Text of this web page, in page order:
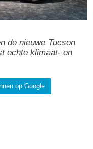
de nieuwe Tucson
echte klimaat- en
op Google